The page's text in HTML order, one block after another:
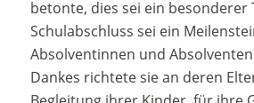
betonte, dies sei ein besonderer
Schulabschluss sei ein
Absolventinnen und
Dankes richtete sie an deren